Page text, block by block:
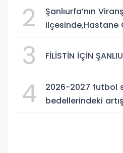
2
Şanlıurfa’nın
ilçesinde,Hastane
3 FİLİSTİN İÇİN
4
2026-2027 futbol
bedellerindeki